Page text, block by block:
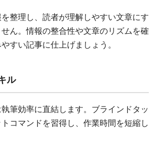
整理し、読者が理解しやすい文章にす
ん。情報の整合性や文章のリズムを確
すい記事に仕上げましょう。
ル
筆効率に直結します。ブラインドタッ
コマンドを習得し、作業時間を短縮し